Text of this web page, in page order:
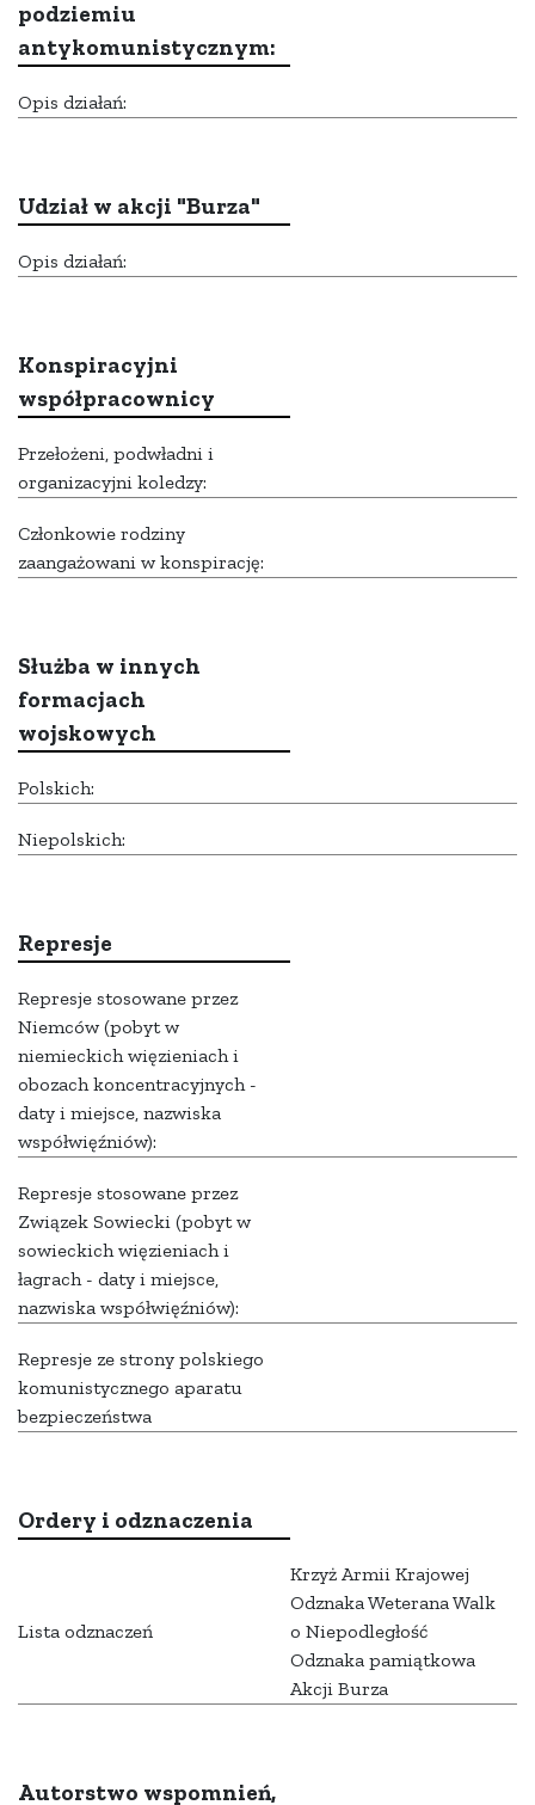
podziemiu
antykomunistycznym:
Opis działań:
Udział w akcji "Burza"
Opis działań:
Konspiracyjni
współpracownicy
Przełożeni, podwładni i
organizacyjni koledzy:
Członkowie rodziny
zaangażowani w konspirację:
Służba w innych
formacjach
wojskowych
Polskich:
Niepolskich:
Represje
Represje stosowane przez
Niemców (pobyt w
niemieckich więzieniach i
obozach koncentracyjnych -
daty i miejsce, nazwiska
współwięźniów):
Represje stosowane przez
Związek Sowiecki (pobyt w
sowieckich więzieniach i
łagrach - daty i miejsce,
nazwiska współwięźniów):
Represje ze strony polskiego
komunistycznego aparatu
bezpieczeństwa
Ordery i odznaczenia
Lista odznaczeń
Krzyż Armii Krajowej
Odznaka Weterana Walk
o Niepodległość
Odznaka pamiątkowa
Akcji Burza
Autorstwo wspomnień,